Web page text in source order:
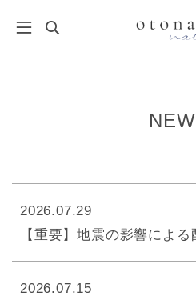
2026.07.29
【重要】地震の影響によ
2026.07.15